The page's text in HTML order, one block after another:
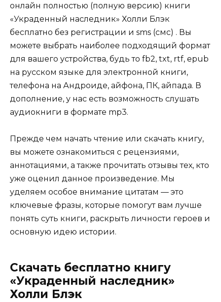
онлайн полностью (полную версию) книги
«Украденный наследник» Холли Блэк
бесплатно без регистрации и sms (смс) . Вы
можете выбрать наиболее подходящий формат
для вашего устройства, будь то fb2, txt, rtf, epub
на русском языке для электронной книги,
телефона на Андроиде, айфона, ПК, айпада. В
дополнение, у нас есть возможность слушать
аудиокниги в формате mp3.
Прежде чем начать чтение или скачать книгу,
вы можете ознакомиться с рецензиями,
аннотациями, а также прочитать отзывы тех, кто
уже оценил данное произведение. Мы
уделяем особое внимание цитатам — это
ключевые фразы, которые помогут вам лучше
понять суть книги, раскрыть личности героев и
основную идею истории.
Скачать бесплатно книгу
«Украденный наследник»
Холли Блэк